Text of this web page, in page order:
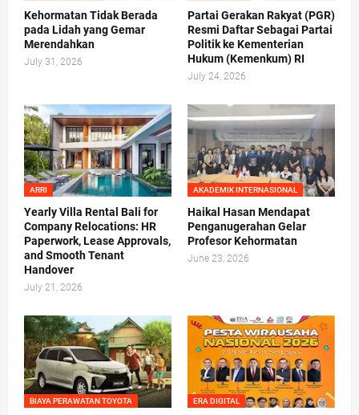
Kehormatan Tidak Berada
pada Lidah yang Gemar
Merendahkan
July 31, 2026
Partai Gerakan Rakyat (PGR)
Resmi Daftar Sebagai Partai
Politik ke Kementerian
Hukum (Kemenkum) RI
July 24, 2026
ARRI
Yearly Villa Rental Bali for
Company Relocations: HR
Paperwork, Lease Approvals,
and Smooth Tenant
Handover
July 21, 2026
AKADEMIK INTERNASIONAL
Haikal Hasan Mendapat
Penganugerahan Gelar
Profesor Kehormatan
June 23, 2026
BIAYA PERAWATAN TOYOTA ERA DIGITAL